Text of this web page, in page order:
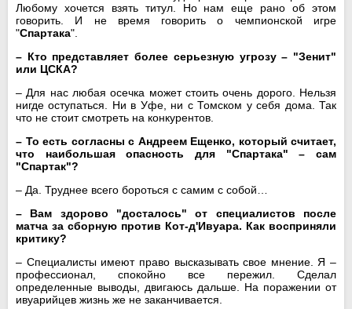
Любому хочется взять титул. Но нам еще рано об этом
говорить. И не время говорить о чемпионской игре
"Спартака".
– Кто представляет более серьезную угрозу – "Зенит"
или ЦСКА?
– Для нас любая осечка может стоить очень дорого. Нельзя
нигде оступаться. Ни в Уфе, ни с Томском у себя дома. Так
что не стоит смотреть на конкурентов.
– То есть согласны с Андреем Ещенко, который считает,
что наибольшая опасность для "Спартака" – сам
"Спартак"?
– Да. Труднее всего бороться с самим с собой…
– Вам здорово "досталось" от специалистов после
матча за сборную против Кот-д'Ивуара. Как восприняли
критику?
– Специалисты имеют право высказывать свое мнение. Я –
профессионал, спокойно все пережил. Сделал
определенные выводы, двигаюсь дальше. На поражении от
ивуарийцев жизнь же не заканчивается.